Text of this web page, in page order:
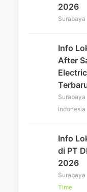
2026
Surabaya
Info
After
Surabaya
Indonesia
Info
di PT
2026
Surabaya
Time